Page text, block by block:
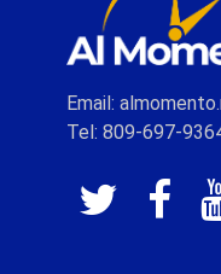
Email:
Tel: 809-697-